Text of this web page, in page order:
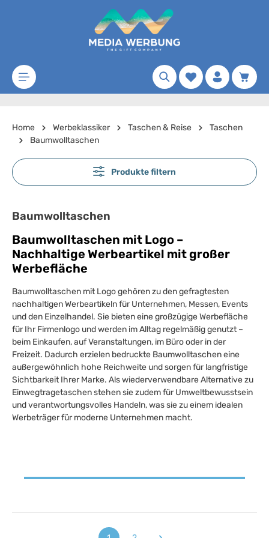
Zum Hauptinhalt springen
Merkzettel
Home Werbeklassiker Taschen & Reise
Taschen
Baumwolltaschen
Produkte filtern
Baumwolltaschen
Baumwolltaschen mit Logo –
Nachhaltige Werbeartikel mit großer
Werbefläche
Baumwolltaschen mit Logo gehören zu den gefragtesten
nachhaltigen Werbeartikeln für Unternehmen, Messen, Events
und den Einzelhandel. Sie bieten eine großzügige Werbefläche
für Ihr Firmenlogo und werden im Alltag regelmäßig genutzt –
beim Einkaufen, auf Veranstaltungen, im Büro oder in der
Freizeit. Dadurch erzielen bedruckte Baumwolltaschen eine
außergewöhnlich hohe Reichweite und sorgen für langfristige
Sichtbarkeit Ihrer Marke. Als wiederverwendbare Alternative zu
Einwegtragetaschen stehen sie zudem für Umweltbewusstsein
und verantwortungsvolles Handeln, was sie zu einem idealen
Werbeträger für moderne Unternehmen macht.